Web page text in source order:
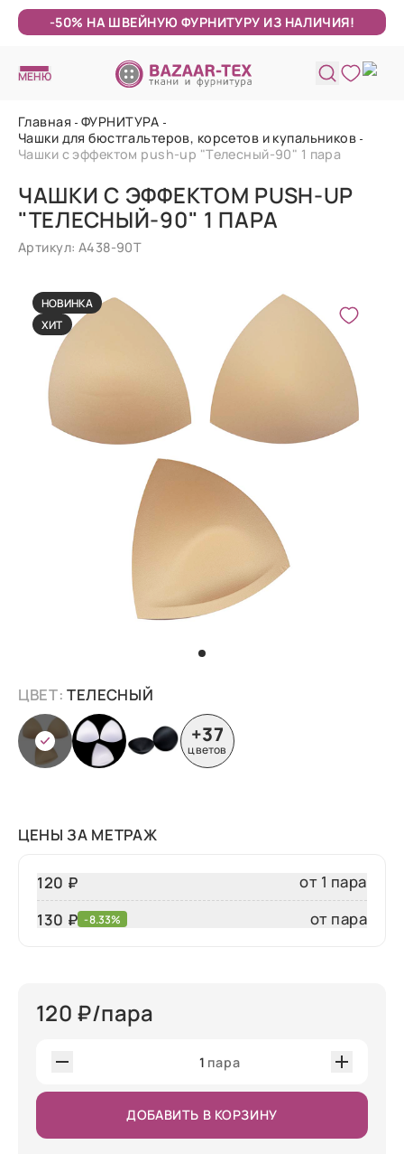
-50% НА ШВЕЙНУЮ ФУРНИТУРУ ИЗ НАЛИЧИЯ!
МЕНЮ
Главная
ФУРНИТУРА
Чашки для бюстгальтеров, корсетов и купальников
Чашки с эффектом push-up "Телесный-90" 1 пара
ЧАШКИ С ЭФФЕКТОМ PUSH-UP
"ТЕЛЕСНЫЙ-90" 1 ПАРА
Артикул: А438-90Т
НОВИНКА
ХИТ
ЦВЕТ:ТЕЛЕСНЫЙ
+37
цветов
ЦЕНЫ ЗА МЕТРАЖ
120 ₽
от 1 пара
130 ₽ -8.33% от пара
120 ₽/пара
1 пара
ДОБАВИТЬ В КОРЗИНУ